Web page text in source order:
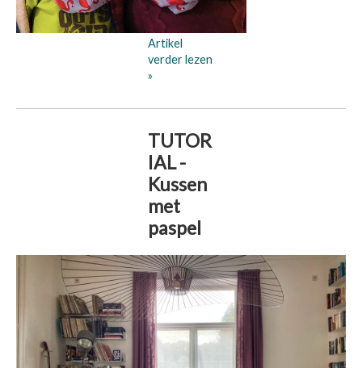
Artikel
verder lezen
»
TUTOR
IAL -
Kussen
met
paspel